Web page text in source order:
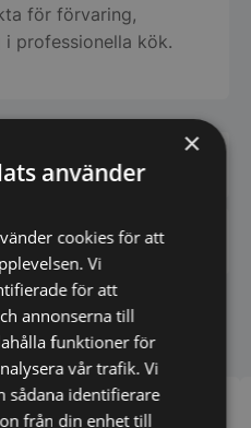
för förvaring,
professionella kök.
Klicka här
×
använder
cookies för att
Vi
för att
annonserna till
funktioner för
vår trafik. Vi
sådana identifierare
från din enhet till